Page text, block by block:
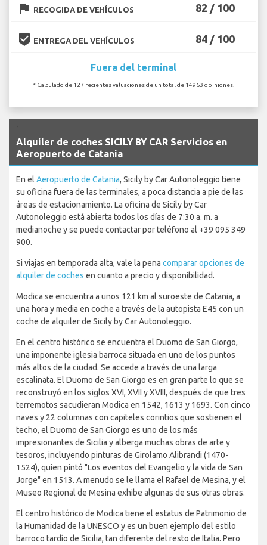
flag RECOGIDA DE VEHÍCULOS 82 / 100
beenhere ENTREGA DEL VEHÍCULOS 84 / 100
Fuera del terminal
* Calculado de 127 recientes valuaciones de un total de 14963 opiniones.
Alquiler de coches SICILY BY CAR Servicios en
Aeropuerto de Catania
En el Aeropuerto de Catania, Sicily by Car Autonoleggio tiene
su oficina fuera de las terminales, a poca distancia a pie de las
áreas de estacionamiento. La oficina de Sicily by Car
Autonoleggio está abierta todos los días de 7:30 a. m. a
medianoche y se puede contactar por teléfono al +39 095 349
900.
Si viajas en temporada alta, vale la pena comparar opciones de
alquiler de coches en cuanto a precio y disponibilidad.
Modica se encuentra a unos 121 km al suroeste de Catania, a
una hora y media en coche a través de la autopista E45 con un
coche de alquiler de Sicily by Car Autonoleggio.
En el centro histórico se encuentra el Duomo de San Giorgo,
una imponente iglesia barroca situada en uno de los puntos
más altos de la ciudad. Se accede a través de una larga
escalinata. El Duomo de San Giorgo es en gran parte lo que se
reconstruyó en los siglos XVI, XVII y XVIII, después de que tres
terremotos sacudieran Modica en 1542, 1613 y 1693. Con cinco
naves y 22 columnas con capiteles corintios que sostienen el
techo, el Duomo de San Giorgo es uno de los más
impresionantes de Sicilia y alberga muchas obras de arte y
tesoros, incluyendo pinturas de Girolamo Alibrandi (1470-
1524), quien pintó "Los eventos del Evangelio y la vida de San
Jorge" en 1513. A menudo se le llama el Rafael de Mesina, y el
Museo Regional de Mesina exhibe algunas de sus otras obras.
El centro histórico de Modica tiene el estatus de Patrimonio de
la Humanidad de la UNESCO y es un buen ejemplo del estilo
barroco tardío de Sicilia, tan diferente del resto de Italia. Pero